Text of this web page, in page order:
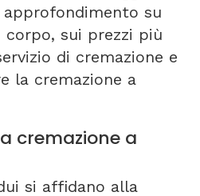
su
sui prezzi più
di cremazione e
la cremazione a
cremazione a
si affidano alla